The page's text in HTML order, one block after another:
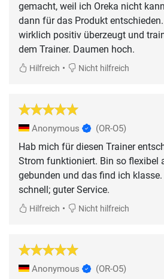
gemacht, weil ich Oreka nicht
dann für das Produkt
wirklich positiv überzeugt und
dem Trainer. Daumen hoch.
Hilfreich • Nicht hilfreich
Anonymous (OR-O5)
Hab mich für diesen Trainer
Strom funktioniert. Bin so flexibel
gebunden und das find ich
schnell; guter Service.
Hilfreich • Nicht hilfreich
Anonymous (OR-O5)